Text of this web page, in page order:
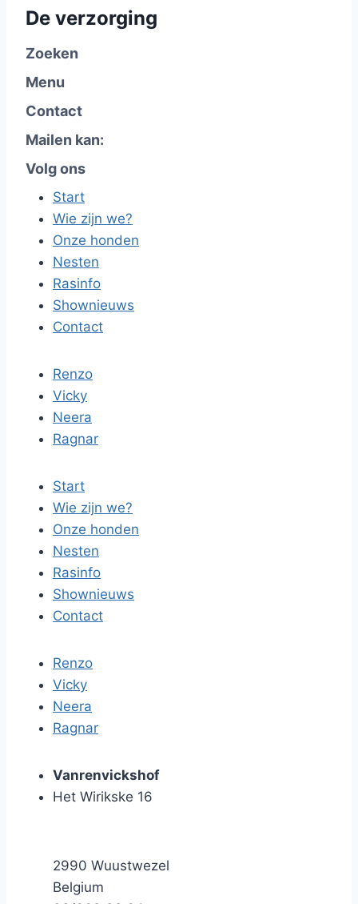
De verzorging
Zoeken
Menu
Contact
Mailen kan:
Volg ons
Start
Wie zijn we?
Onze honden
Nesten
Rasinfo
Shownieuws
Contact
Renzo
Vicky
Neera
Ragnar
Start
Wie zijn we?
Onze honden
Nesten
Rasinfo
Shownieuws
Contact
Renzo
Vicky
Neera
Ragnar
Vanrenvickshof
Het Wirikske 16
2990 Wuustwezel
Belgium